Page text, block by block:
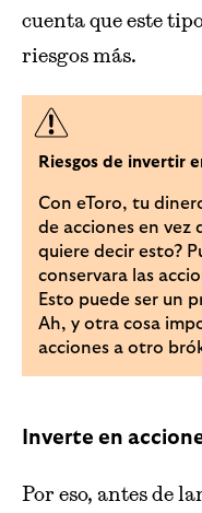
cuenta que este
riesgos más.
Riesgos de invertir
Con eToro, tu
de acciones en vez
quiere decir esto?
conservara las
Esto puede ser un
Ah, y otra cosa
acciones a otro
Inverte en
Por eso, antes de